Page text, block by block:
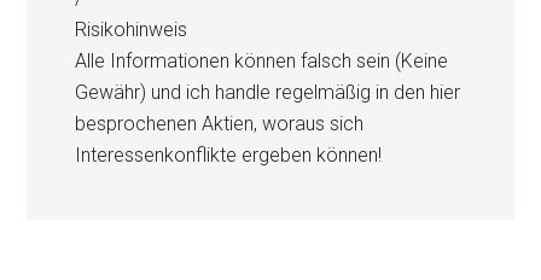
Risikohinweis
Alle Informationen können falsch sein (Keine
Gewähr) und ich handle regelmäßig in den hier
besprochenen Aktien, woraus sich
Interessenkonflikte ergeben können!